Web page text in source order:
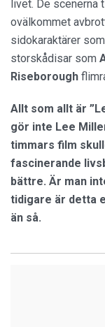
livet. De
ovälkommet
sidokaraktärer
storskådisar som
Riseborough
Allt som allt är
gör inte Lee
timmars film
fascinerande
bättre. Är man
tidigare är detta
än så.